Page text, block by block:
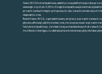
Nano 30 CS to kompaktowa, elektryczna platforma jezdna
wewnętrznych do 4,95 m. Dzięki kompaktowej konstrukcji
przestrzeniach międzystropowych, obszarach serwisowych i
niepraktyczne.
Robot Nano 30 CS, zaprojektowany do pracy w przestrzeniach
płycie sufitowej i, jeśli to konieczne, może pracować w
Na tyle kompaktowy, że mieści się w standardowych drzwiach,
możliwości dostępu, co ułatwia prace konserwacyjne,